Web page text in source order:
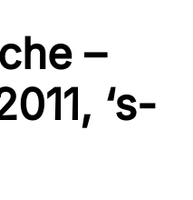
–
‘s-